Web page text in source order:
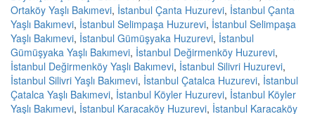
Ortaköy Yaşlı Bakımevi, İstanbul Çanta Huzurevi, İstanbul Çanta
Yaşlı Bakımevi, İstanbul Selimpaşa Huzurevi, İstanbul Selimpaşa
Yaşlı Bakımevi, İstanbul Gümüşyaka Huzurevi, İstanbul
Gümüşyaka Yaşlı Bakımevi, İstanbul Değirmenköy Huzurevi,
İstanbul Değirmenköy Yaşlı Bakımevi, İstanbul Silivri Huzurevi,
İstanbul Silivri Yaşlı Bakımevi, İstanbul Çatalca Huzurevi, İstanbul
Çatalca Yaşlı Bakımevi, İstanbul Köyler Huzurevi, İstanbul Köyler
Yaşlı Bakımevi, İstanbul Karacaköy Huzurevi, İstanbul Karacaköy